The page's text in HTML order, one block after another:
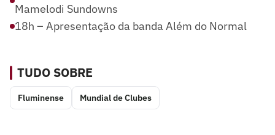
Mamelodi Sundowns
18h – Apresentação da banda Além do Normal
TUDO SOBRE
Fluminense Mundial de Clubes